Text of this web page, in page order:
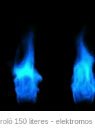
150 literes -